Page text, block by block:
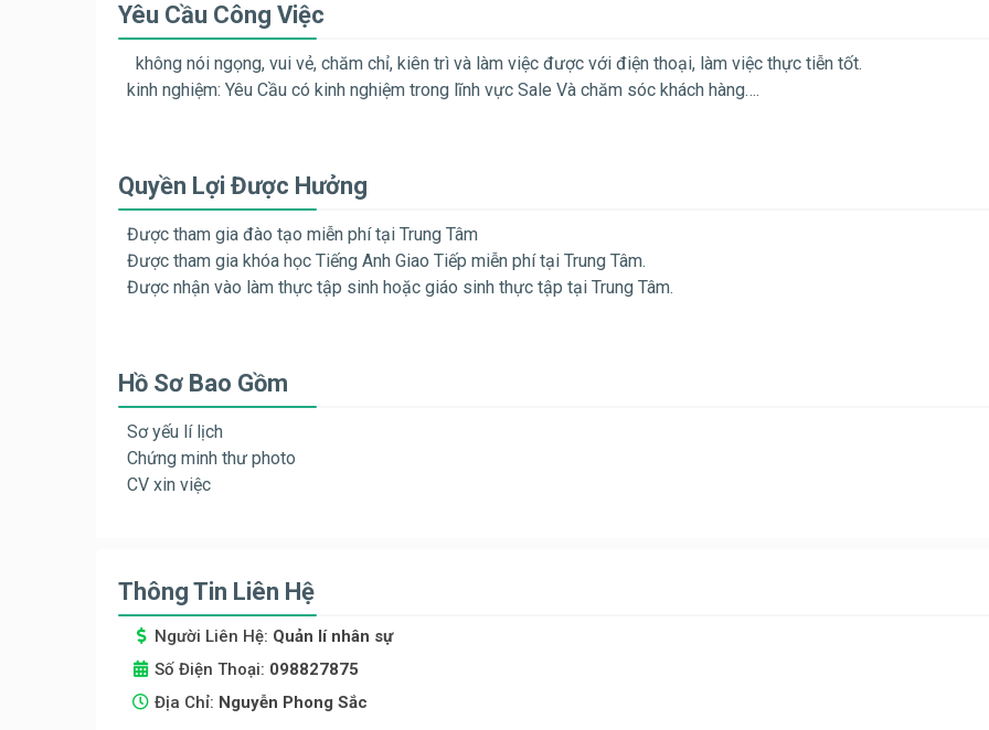
Yêu Cầu Công Việc
không nói ngọng, vui vẻ, chăm chỉ, kiên trì và làm việc được với điện thoại, làm việc thực tiễn tốt.
kinh nghiệm: Yêu Cầu có kinh nghiệm trong lĩnh vực Sale Và chăm sóc khách hàng….
Quyền Lợi Được Hưởng
Được tham gia đào tạo miễn phí tại Trung Tâm
Được tham gia khóa học Tiếng Anh Giao Tiếp miễn phí tại Trung Tâm.
Được nhận vào làm thực tập sinh hoặc giáo sinh thực tập tại Trung Tâm.
Hồ Sơ Bao Gồm
Sơ yếu lí lịch
Chứng minh thư photo
CV xin việc
Thông Tin Liên Hệ
Người Liên Hệ: Quản lí nhân sự
Số Điện Thoại: 098827875
Địa Chỉ: Nguyễn Phong Sắc